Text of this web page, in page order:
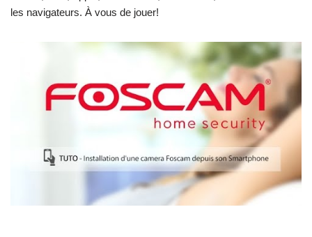
les navigateurs. À vous de jouer!